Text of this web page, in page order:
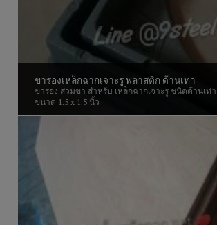
ขารองเหล็กฉากเจาะรู พลาสติก ด้านเท่า
ขารอง สวมขา สำหรับ เหล็กฉากเจาะรู ชนิดด้านเท่
ขนาด 1.5 x 1.5 นิ้ว